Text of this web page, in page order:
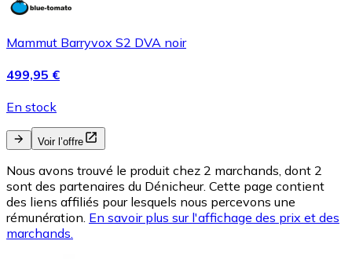
Mammut Barryvox S2 DVA noir
499,95 €
En stock
Voir l’offre
Nous avons trouvé le produit chez 2 marchands, dont 2
sont des partenaires du Dénicheur. Cette page contient
des liens affiliés pour lesquels nous percevons une
rémunération. En savoir plus sur l'affichage des prix et des
marchands.